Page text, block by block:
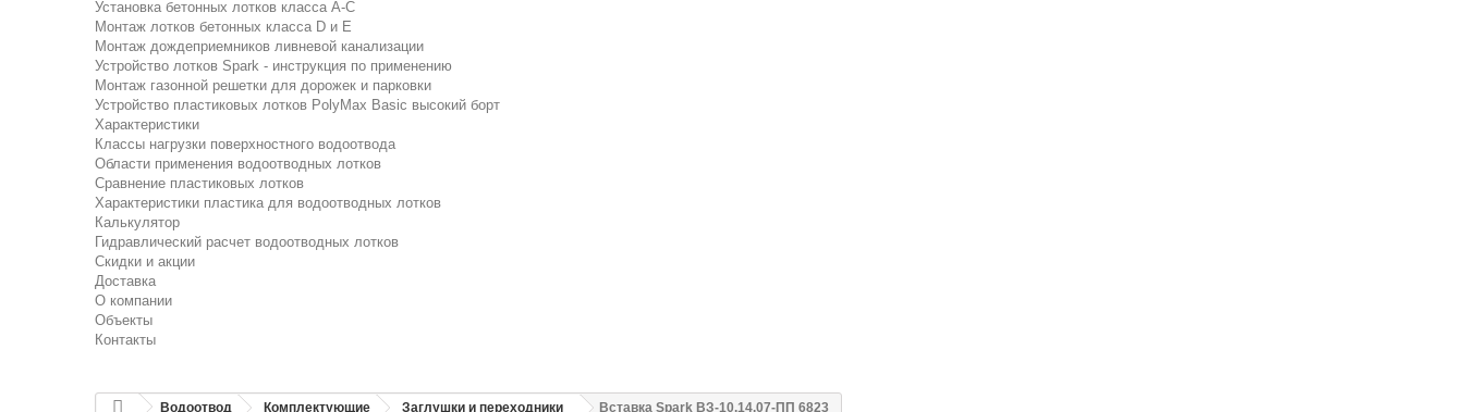
Установка бетонных лотков класса A-C
Монтаж лотков бетонных класса D и E
Монтаж дождеприемников ливневой канализации
Устройство лотков Spark - инструкция по применению
Монтаж газонной решетки для дорожек и парковки
Устройство пластиковых лотков PolyMax Basic высокий борт
Характеристики
Классы нагрузки поверхностного водоотвода
Области применения водоотводных лотков
Сравнение пластиковых лотков
Характеристики пластика для водоотводных лотков
Калькулятор
Гидравлический расчет водоотводных лотков
Скидки и акции
Доставка
О компании
Объекты
Контакты
Водоотвод Комплектующие Заглушки и переходники Вставка Spark ВЗ-10.14.07-ПП 6823